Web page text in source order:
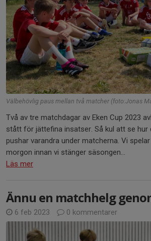
Välbehövlig paus mellan två matcher (foto:Jonas
Två av tre matchdagar av Eken Cup 2023
stått för jättefina insatser. Så kul att se hur
pushar varandra under matcherna. Vi
morgon innan vi stänger säsongen...
Läs mer
Ännu en matchhelg
6 feb 2023 0 kommentarer